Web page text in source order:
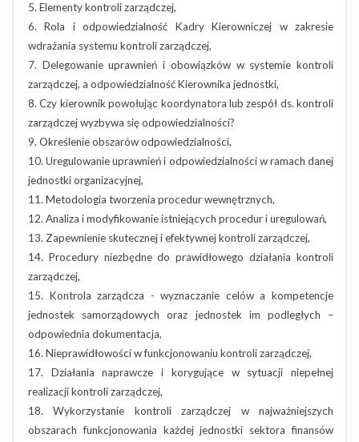
5. Elementy kontroli zarządczej,
6. Rola i odpowiedzialność Kadry Kierowniczej w zakresie
wdrażania systemu kontroli zarządczej,
7. Delegowanie uprawnień i obowiązków w systemie kontroli
zarządczej, a odpowiedzialność Kierownika jednostki,
8. Czy kierownik powołując koordynatora lub zespół ds. kontroli
zarządczej wyzbywa się odpowiedzialności?
9. Określenie obszarów odpowiedzialności,
10. Uregulowanie uprawnień i odpowiedzialności w ramach danej
jednostki organizacyjnej,
11. Metodologia tworzenia procedur wewnętrznych,
12. Analiza i modyfikowanie istniejących procedur i uregulowań,
13. Zapewnienie skutecznej i efektywnej kontroli zarządczej,
14. Procedury niezbędne do prawidłowego działania kontroli
zarządczej,
15. Kontrola zarządcza - wyznaczanie celów a kompetencje
jednostek samorządowych oraz jednostek im podległych –
odpowiednia dokumentacja,
16. Nieprawidłowości w funkcjonowaniu kontroli zarządczej,
17. Działania naprawcze i korygujące w sytuacji niepełnej
realizacji kontroli zarządczej,
18. Wykorzystanie kontroli zarządczej w najważniejszych
obszarach funkcjonowania każdej jednostki sektora finansów